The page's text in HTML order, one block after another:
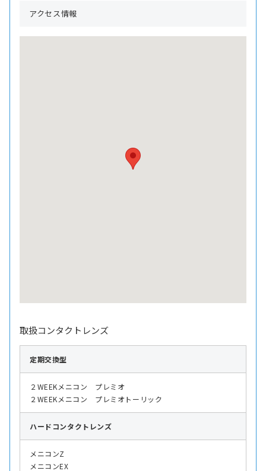
アクセス情報
取扱コンタクトレンズ
定期交換型
２WEEKメニコン プレミオ
２WEEKメニコン プレミオトーリック
ハード コンタクトレンズ
メニコンZ
メニコンEX